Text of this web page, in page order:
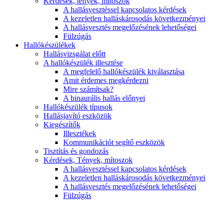
A hallásvesztéssel kapcsolatos kérdések
A kezeletlen halláskárosodás következményei
A hallásvesztés megelőzésének lehetőségei
Fülzúgás
Hallókészülékek
Hallásvizsgálat előtt
A hallókészülék illesztése
A megfelelő hallókészülék kiválasztása
Amit érdemes megkérdezni
Mire számítsak?
A binaurális hallás előnyei
Hallókészülék típusok
Hallásjavító eszközök
Kiegészítők
Illesztékek
Kommunikációt segítő eszközök
Tisztítás és gondozás
Kérdések, Tények, mítoszok
A hallásvesztéssel kapcsolatos kérdések
A kezeletlen halláskárosodás következményei
A hallásvesztés megelőzésének lehetőségei
Fülzúgás